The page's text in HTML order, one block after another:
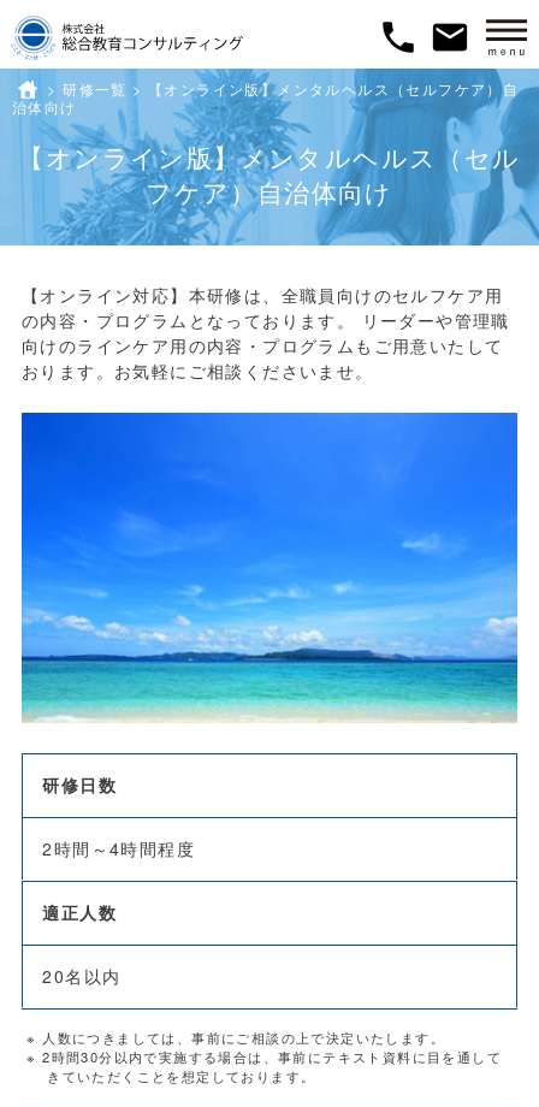
phone email
ホーム
>研修一覧 >
【オンライン版】メンタルヘルス（セルフケア）自
治体向け
【オンライン版】メンタルヘルス（セル
フケア）自治体向け
【オンライン対応】本研修は、全職員向けのセルフケア用
の内容・プログラムとなっております。
リーダーや管理職
向けのラインケア用の内容・プログラムもご用意いたして
おります。お気軽にご相談くださいませ。
研修日数
2時間～4時間程度
適正人数
20名以内
※ 人数につきましては、事前にご相談の上で決定いたします。
※ 2時間30分以内で実施する場合は、事前にテキスト資料に目を通して
きていただくことを想定しております。